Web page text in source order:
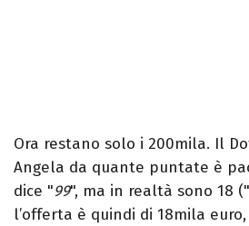
Ora restano solo i 200mila. Il
Angela da quante puntate è
dice "99", ma in realtà sono 18 ("
l’offerta è quindi di 18mila